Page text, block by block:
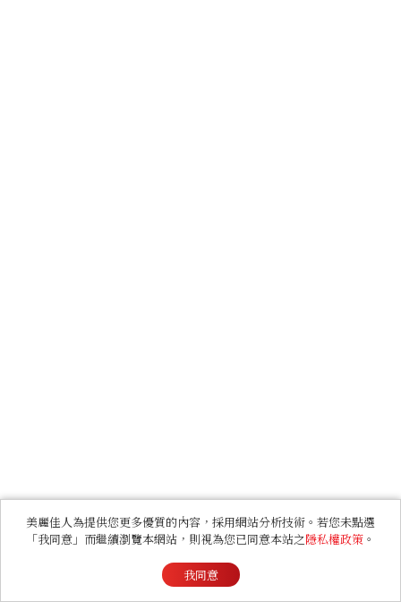
美麗佳人為提供您更多優質的內容，採用網站分析技術。若您未點選
「我同意」而繼續瀏覽本網站，則視為您已同意本站之隱私權政策 。
我同意